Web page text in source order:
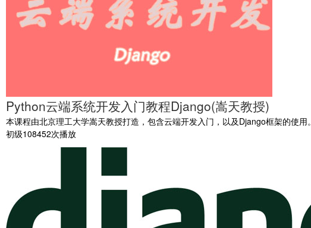
Python云端系统开发入门教程Django(嵩天教授)
本课程由北京理工大学嵩天教授打造，包含云端开发入门，以及Django框架的使用。
初级108452次播放